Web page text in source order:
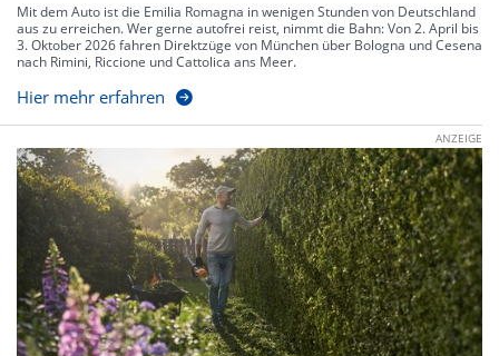
Mit dem Auto ist die Emilia Romagna in wenigen Stunden von Deutschland
aus zu erreichen. Wer gerne autofrei reist, nimmt die Bahn: Von 2. April bis
3. Oktober 2026 fahren Direktzüge von München über Bologna und Cesena
nach Rimini, Riccione und Cattolica ans Meer.
Hier mehr erfahren
ANZEIGE